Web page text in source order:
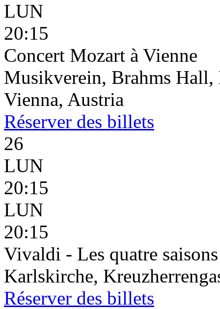
LUN
20:15
Concert Mozart à Vienne
Musikverein, Brahms Hall,
Vienna, Austria
Réserver des billets
26
LUN
20:15
LUN
20:15
Vivaldi - Les quatre saisons
Karlskirche,
Réserver des billets